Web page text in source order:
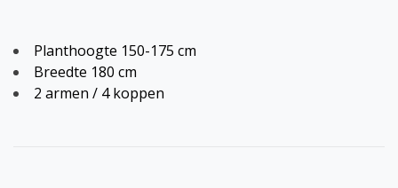
Planthoogte 150-175 cm
Breedte 180 cm
2 armen / 4 koppen